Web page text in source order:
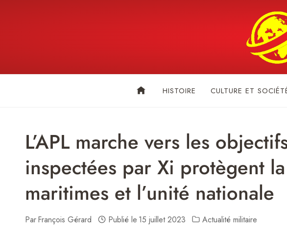
HISTOIRE CULTURE ET
L’APL marche vers les
inspectées par Xi protègent
maritimes et l’unité nationale
ParFrançois Gérard Publié le 15 juillet 2023 Actualité militaire